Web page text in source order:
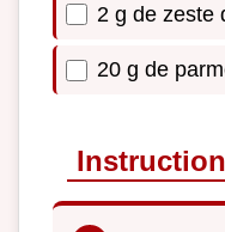
2 g de zeste
20 g de